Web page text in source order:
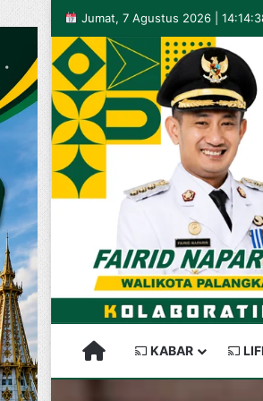
Jumat, 7 Agustus 2026 |
PALANGKARAYA
KABAR